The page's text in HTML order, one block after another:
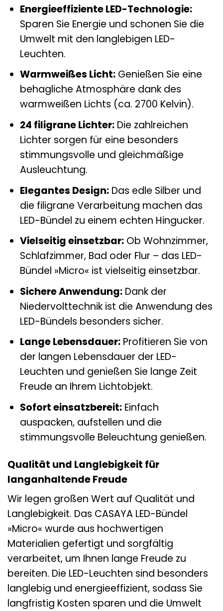
Energieeffiziente LED-Technologie:
Sparen Sie Energie und schonen Sie die
Umwelt mit den langlebigen LED-
Leuchten.
Warmweißes Licht:Genießen Sie eine
behagliche Atmosphäre dank des
warmweißen Lichts (ca. 2700 Kelvin).
24 filigrane Lichter:Die zahlreichen
Lichter sorgen für eine besonders
stimmungsvolle und gleichmäßige
Ausleuchtung.
Elegantes Design:Das edle Silber und
die filigrane Verarbeitung machen das
LED-Bündel zu einem echten Hingucker.
Vielseitig einsetzbar:Ob Wohnzimmer,
Schlafzimmer, Bad oder Flur – das LED-
Bündel »Micro« ist vielseitig einsetzbar.
Sichere Anwendung:Dank der
Niedervolttechnik ist die Anwendung des
LED-Bündels besonders sicher.
Lange Lebensdauer:Profitieren Sie von
der langen Lebensdauer der LED-
Leuchten und genießen Sie lange Zeit
Freude an Ihrem Lichtobjekt.
Sofort einsatzbereit:Einfach
auspacken, aufstellen und die
stimmungsvolle Beleuchtung genießen.
Qualität und Langlebigkeit für
langanhaltende Freude
Wir legen großen Wert auf Qualität und
Langlebigkeit. Das CASAYA LED-Bündel
»Micro« wurde aus hochwertigen
Materialien gefertigt und sorgfältig
verarbeitet, um Ihnen lange Freude zu
bereiten. Die LED-Leuchten sind besonders
langlebig und energieeffizient, sodass Sie
langfristig Kosten sparen und die Umwelt